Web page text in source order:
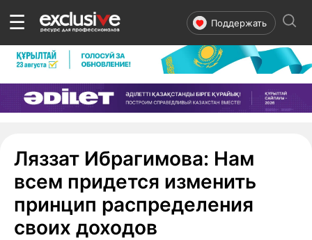
☰ Поддержать
Ляззат Ибрагимова: Нам
всем придется изменить
принцип распределения
своих доходов